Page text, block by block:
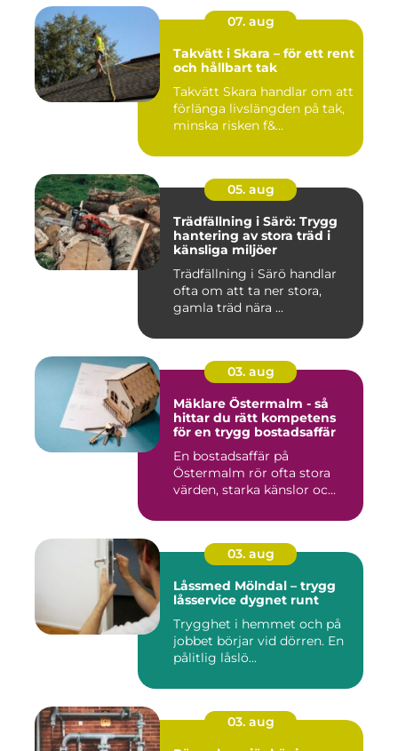
07. aug
Takvätt i Skara – för ett rent
och hållbart tak
Takvätt Skara handlar om att
förlänga livslängden på tak,
minska risken f&...
05. aug
Trädfällning i Särö: Trygg
hantering av stora träd i
känsliga miljöer
Trädfällning i Särö handlar
ofta om att ta ner stora,
gamla träd nära ...
03. aug
Mäklare Östermalm - så
hittar du rätt kompetens
för en trygg bostadsaffär
En bostadsaffär på
Östermalm rör ofta stora
värden, starka känslor oc...
03. aug
Låssmed Mölndal – trygg
låsservice dygnet runt
Trygghet i hemmet och på
jobbet börjar vid dörren. En
pålitlig låslö...
03. aug